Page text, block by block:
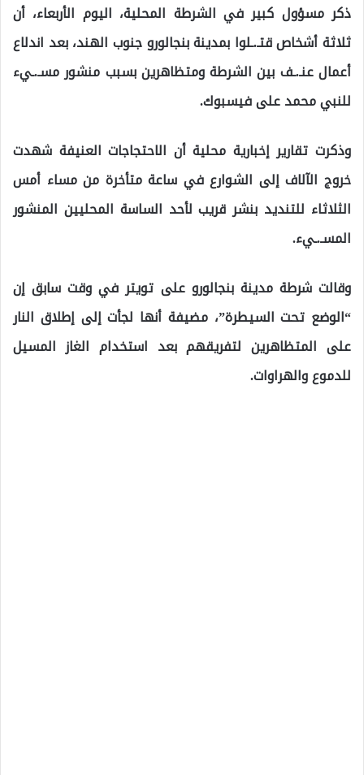
ذكر مسؤول كبير في الشرطة المحلية، اليوم الأربعاء، أن
ثلاثة أشخاص قتـ.ـلوا بمدينة بنجالورو جنوب الهند، بعد اندلاع
أعمال عنـ.ـف بين الشرطة ومتظاهرين بسبب منشور مسـ.ـيء
للنبي محمد على فيسبوك.
وذكرت تقارير إخبارية محلية أن الاحتجاجات العنيفة شهدت
خروج الآلاف إلى الشوارع في ساعة متأخرة من مساء أمس
الثلاثاء للتنديد بنشر قريب لأحد الساسة المحليين المنشور
المسـ.ـيء.
وقالت شرطة مدينة بنجالورو على تويتر في وقت سابق إن
“الوضع تحت السيطرة”، مضيفة أنها لجأت إلى إطلاق النار
على المتظاهرين لتفريقهم بعد استخدام الغاز المسيل
للدموع والهراوات.